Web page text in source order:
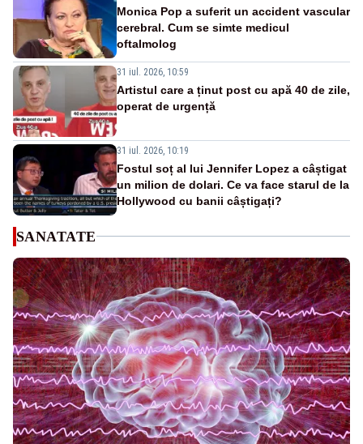
Monica Pop a suferit un accident vascular
cerebral. Cum se simte medicul
oftalmolog
31 iul. 2026, 10:59
Artistul care a ținut post cu apă 40 de zile,
operat de urgență
31 iul. 2026, 10:19
Fostul soț al lui Jennifer Lopez a câștigat
un milion de dolari. Ce va face starul de la
Hollywood cu banii câștigați?
SANATATE